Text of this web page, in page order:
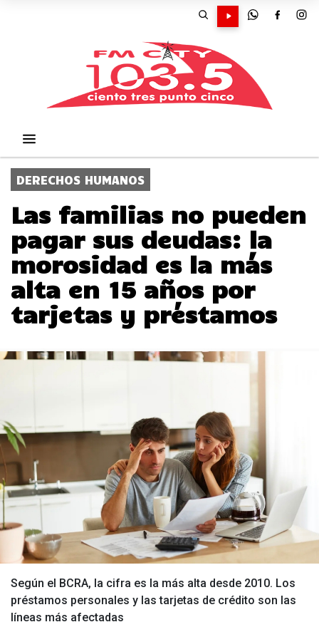
DERECHOS HUMANOS
Las familias no pueden
pagar sus deudas: la
morosidad es la más
alta en 15 años por
tarjetas y préstamos
Según el BCRA, la cifra es la más alta desde 2010. Los
préstamos personales y las tarjetas de crédito son las
líneas más afectadas